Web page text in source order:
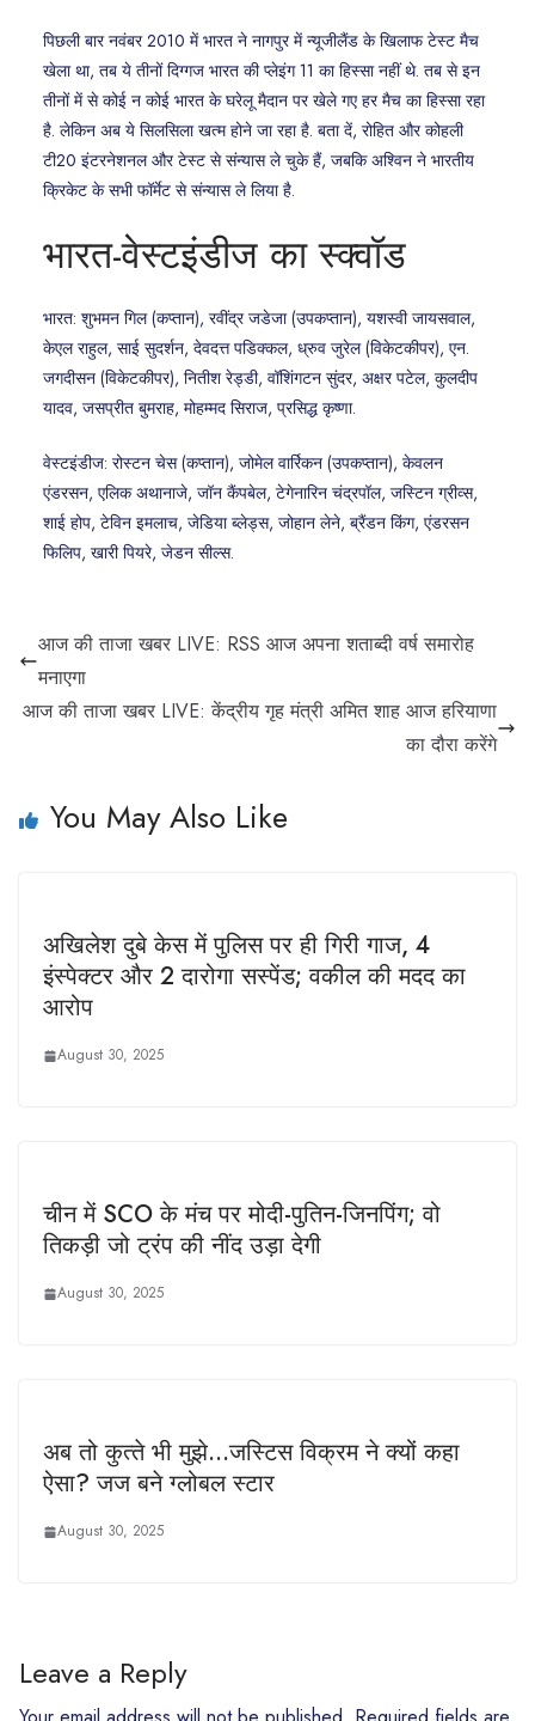
पिछली बार नवंबर 2010 में भारत ने नागपुर में न्यूजीलैंड के खिलाफ टेस्ट मैच
खेला था, तब ये तीनों दिग्गज भारत की प्लेइंग 11 का हिस्सा नहीं थे. तब से इन
तीनों में से कोई न कोई भारत के घरेलू मैदान पर खेले गए हर मैच का हिस्सा रहा
है. लेकिन अब ये सिलसिला खत्म होने जा रहा है. बता दें, रोहित और कोहली
टी20 इंटरनेशनल और टेस्ट से संन्यास ले चुके हैं, जबकि अश्विन ने भारतीय
क्रिकेट के सभी फॉर्मेट से संन्यास ले लिया है.
भारत-वेस्टइंडीज का स्क्वॉड
भारत: शुभमन गिल (कप्तान), रवींद्र जडेजा (उपकप्तान), यशस्वी जायसवाल,
केएल राहुल, साई सुदर्शन, देवदत्त पडिक्कल, ध्रुव जुरेल (विकेटकीपर), एन.
जगदीसन (विकेटकीपर), नितीश रेड्डी, वॉशिंगटन सुंदर, अक्षर पटेल, कुलदीप
यादव, जसप्रीत बुमराह, मोहम्मद सिराज, प्रसिद्ध कृष्णा.
वेस्टइंडीज: रोस्टन चेस (कप्तान), जोमेल वार्रिकन (उपकप्तान), केवलन
एंडरसन, एलिक अथानाजे, जॉन कैंपबेल, टेगेनारिन चंद्रपॉल, जस्टिन ग्रीव्स,
शाई होप, टेविन इमलाच, जेडिया ब्लेड्स, जोहान लेने, ब्रैंडन किंग, एंडरसन
फिलिप, खारी पियरे, जेडन सील्स.
आज की ताजा खबर LIVE: RSS आज अपना शताब्दी वर्ष समारोह
मनाएगा
आज की ताजा खबर LIVE: केंद्रीय गृह मंत्री अमित शाह आज हरियाणा
का दौरा करेंगे
You May Also Like
अखिलेश दुबे केस में पुलिस पर ही गिरी गाज, 4
इंस्पेक्टर और 2 दारोगा सस्पेंड; वकील की मदद का
आरोप
August 30, 2025
चीन में SCO के मंच पर मोदी-पुतिन-जिनपिंग; वो
तिकड़ी जो ट्रंप की नींद उड़ा देगी
August 30, 2025
अब तो कुत्‍ते भी मुझे…जस्टिस विक्रम ने क्‍यों कहा
ऐसा? जज बने ग्‍लोबल स्‍टार
August 30, 2025
Leave a Reply